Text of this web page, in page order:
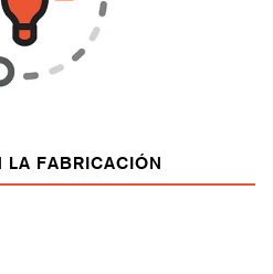
LA FABRICACIÓN